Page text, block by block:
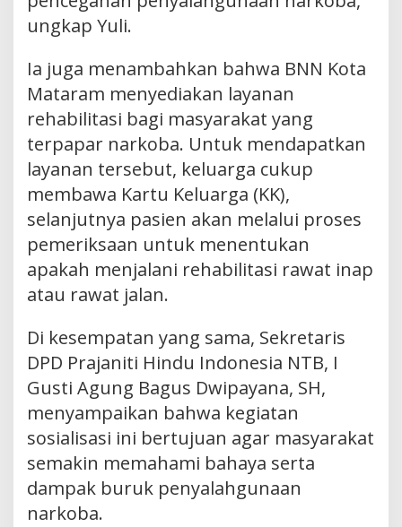
ungkap Yuli.
Ia juga menambahkan bahwa BNN Kota
Mataram menyediakan layanan
rehabilitasi bagi masyarakat yang
terpapar narkoba. Untuk mendapatkan
layanan tersebut, keluarga cukup
membawa Kartu Keluarga (KK),
selanjutnya pasien akan melalui proses
pemeriksaan untuk menentukan
apakah menjalani rehabilitasi rawat inap
atau rawat jalan.
Di kesempatan yang sama, Sekretaris
DPD Prajaniti Hindu Indonesia NTB, I
Gusti Agung Bagus Dwipayana, SH,
menyampaikan bahwa kegiatan
sosialisasi ini bertujuan agar masyarakat
semakin memahami bahaya serta
dampak buruk penyalahgunaan
narkoba.